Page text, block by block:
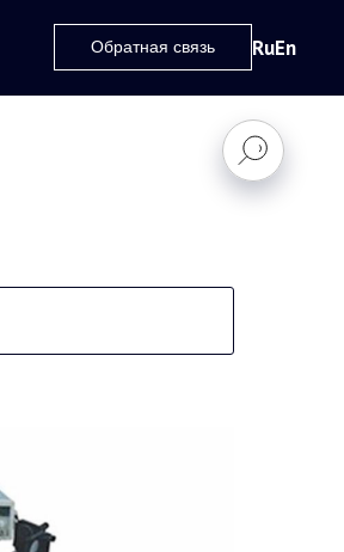
Обратная связь RuEn